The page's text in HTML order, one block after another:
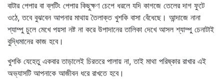
বাটার পেপার বা ব্লটিং পেপার কিছুক্ষণ চেপে ধরলে যদি কাগজে তেলের দাগ ফুটে
ওঠে, তবে বুঝবেন আপনার মাথায় তৈলাক্ত খুশকি বাসা বেঁধেছে। আন্দাজে নানা
শ্যাম্পু চুলে মেখে পয়সা নষ্ট না করে উপাদানের তালিকা দেখে আসল শ্যাম্পু চেনাটাই
বুদ্ধিমানের কাজ হবে।
খুশকি যেহেতু একবার তাড়ালেই চিরতরে পালায় না, তাই মাথা পরিষ্কার রাখার এই
অভ্যাসটি আপনাকে আজীবন ধরে রাখতে হবে।